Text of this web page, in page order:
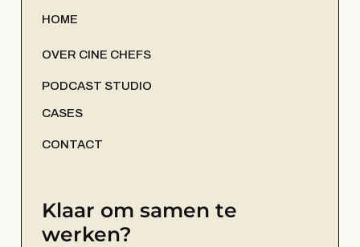
HOME
OVER CINE CHEFS
PODCAST STUDIO
CASES
CONTACT
Klaar om samen te
werken?